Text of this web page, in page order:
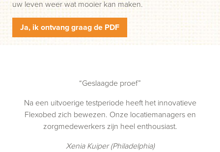
uw leven weer wat mooier kan maken.
Ja, ik ontvang graag de PDF
“Geslaagde proef”
Na een uitvoerige testperiode heeft het innovatieve
Flexobed zich bewezen. Onze locatiemanagers en
zorgmedewerkers zijn heel enthousiast.
Xenia Kuiper (Philadelphia)